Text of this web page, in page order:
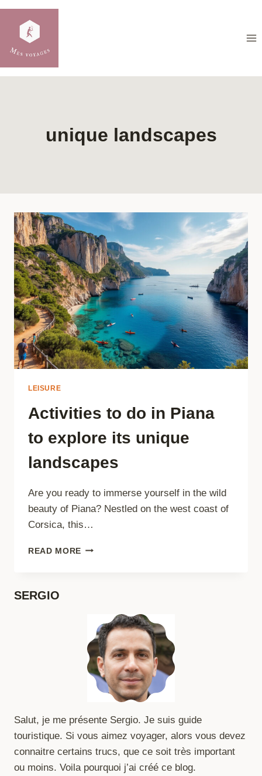
Skip
content
unique landscapes
LEISURE
Activities to do in Piana
to explore its unique
landscapes
Are you ready to immerse yourself in the wild
beauty of Piana? Nestled on the west coast of
Corsica, this…
READ MORE ACTIVITIES
EXPLORE
UNIQUE
LANDSCAPES
SERGIO
Salut, je me présente Sergio. Je suis guide
touristique. Si vous aimez voyager, alors vous devez
connaitre certains trucs, que ce soit très important
ou moins. Voila pourquoi j’ai créé ce blog.